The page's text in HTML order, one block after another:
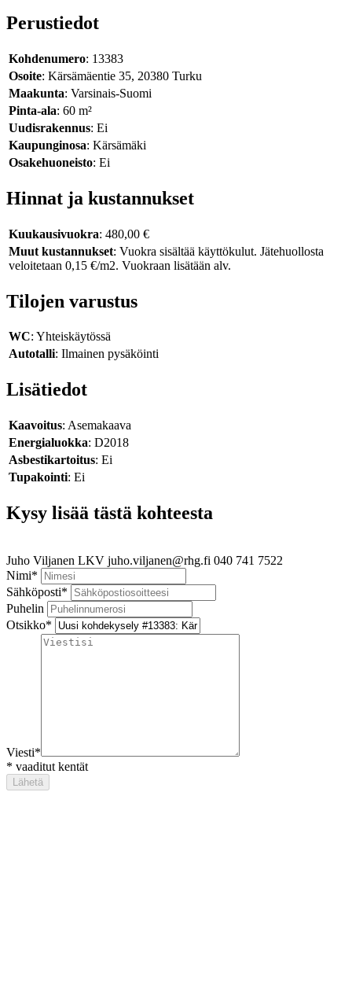
Perustiedot
Kohdenumero: 13383
Osoite: Kärsämäentie 35, 20380 Turku
Maakunta: Varsinais-Suomi
Pinta-ala: 60 m²
Uudisrakennus: Ei
Kaupunginosa: Kärsämäki
Osakehuoneisto: Ei
Hinnat ja kustannukset
Kuukausivuokra: 480,00 €
Muut kustannukset: Vuokra sisältää käyttökulut. Jätehuollosta
veloitetaan 0,15 €/m2. Vuokraan lisätään alv.
Tilojen varustus
WC: Yhteiskäytössä
Autotalli: Ilmainen pysäköinti
Lisätiedot
Kaavoitus: Asemakaava
Energialuokka: D2018
Asbestikartoitus: Ei
Tupakointi: Ei
Kysy lisää tästä kohteesta
Juho Viljanen LKV juho.viljanen@rhg.fi 040 741 7522
Nimi*
Sähköposti*
Puhelin
Otsikko*
Viesti*
* vaaditut kentät